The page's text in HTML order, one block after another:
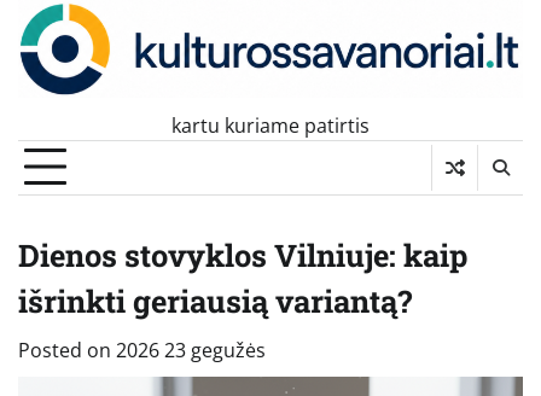
Skip
content
kartu kuriame patirtis
Dienos stovyklos Vilniuje: kaip
išrinkti geriausią variantą?
Posted on 2026 23 gegužės